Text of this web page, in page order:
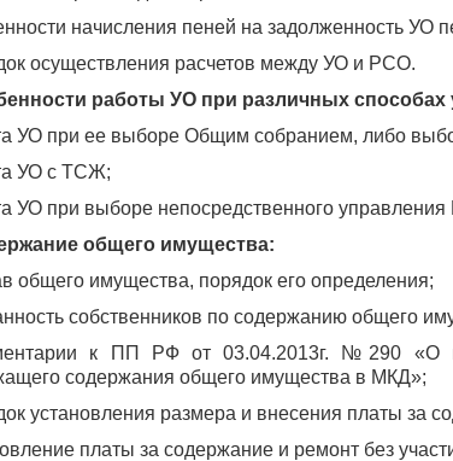
начисления пеней на задолженность УО
осуществления расчетов между УО и РСО.
работы УО при различных
УО при ее выборе Общим собранием, либо
УО с ТСЖ;
УО при выборе непосредственного
общего имущества:
общего имущества, порядок его определения;
собственников по содержанию общего
к ПП РФ от 03.04.2013г. №290 «О
содержания общего имущества в МКД»;
установления размера и внесения платы за
платы за содержание и ремонт без